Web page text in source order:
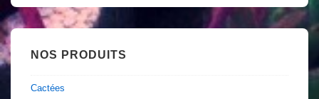
NOS PRODUITS
Cactées